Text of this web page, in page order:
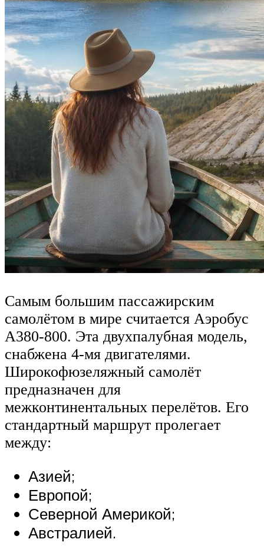
Самым большим пассажирским
самолётом в мире считается Аэробус
A380-800. Эта двухпалубная модель,
снабжена 4-мя двигателями.
Широкофюзеляжный самолёт
предназначен для
межконтинентальных перелётов. Его
стандартный маршрут пролегает
между:
Азией;
Европой;
Северной Америкой;
Австралией.